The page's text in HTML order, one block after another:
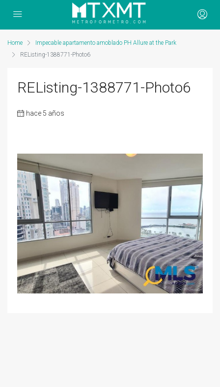
Home
Impecable apartamento amoblado PH Allure at the Park
REListing-1388771-Photo6
REListing-1388771-Photo6
hace 5 años